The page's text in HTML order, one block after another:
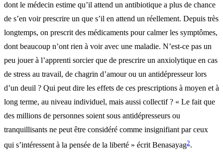
dont le médecin estime qu’il attend un antibiotique a plus de chance
de s’en voir prescrire un que s’il en attend un réellement. Depuis très
longtemps, on prescrit des médicaments pour calmer les symptômes,
dont beaucoup n’ont rien à voir avec une maladie. N’est-ce pas un
peu jouer à l’apprenti sorcier que de prescrire un anxiolytique en cas
de stress au travail, de chagrin d’amour ou un antidépresseur lors
d’un deuil ? Qui peut dire les effets de ces prescriptions à moyen et à
long terme, au niveau individuel, mais aussi collectif ? « Le fait que
des millions de personnes soient sous antidépresseurs ou
tranquillisants ne peut être considéré comme insignifiant par ceux
qui s’intéressent à la pensée de la liberté » écrit Benasayag2.